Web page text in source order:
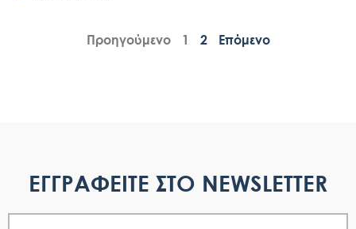
Προηγούμενο 1 2 Επόμενο
ΕΓΓΡΑΦΕΙΤΕ ΣΤΟ NEWSLETTER